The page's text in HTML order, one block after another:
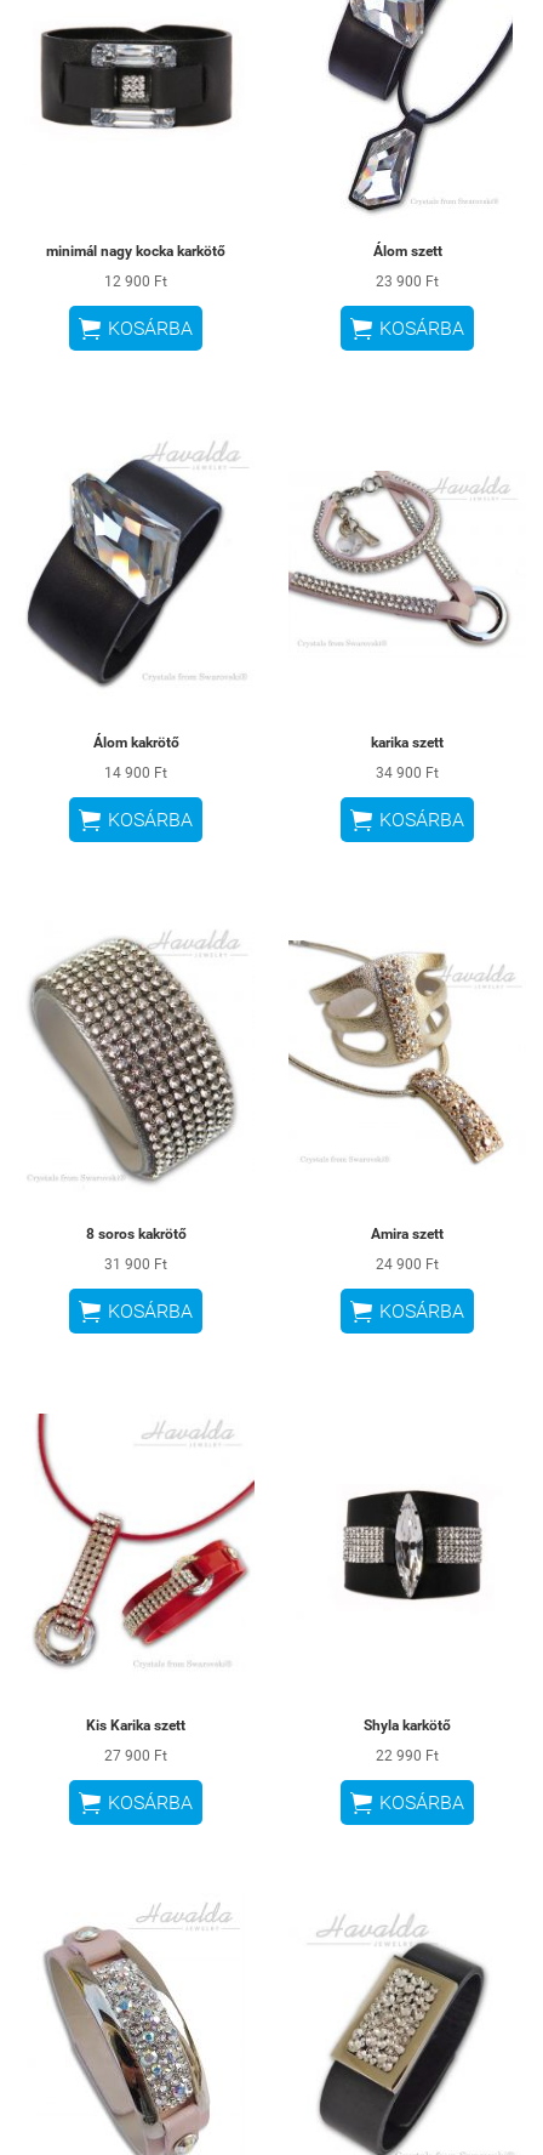
minimál nagy kocka karkötő
12 900 Ft
 KOSÁRBA
Álom szett
23 900 Ft
 KOSÁRBA
Álom kakrötő
14 900 Ft
 KOSÁRBA
karika szett
34 900 Ft
 KOSÁRBA
8 soros kakrötő
31 900 Ft
 KOSÁRBA
Amira szett
24 900 Ft
 KOSÁRBA
Kis Karika szett
27 900 Ft
 KOSÁRBA
Shyla karkötő
22 990 Ft
 KOSÁRBA